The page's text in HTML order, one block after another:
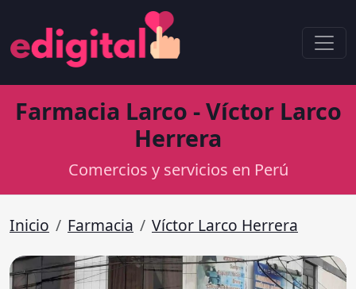
Farmacia Larco - Víctor Larco
Herrera
Comercios y servicios en Perú
Inicio Farmacia Víctor Larco Herrera